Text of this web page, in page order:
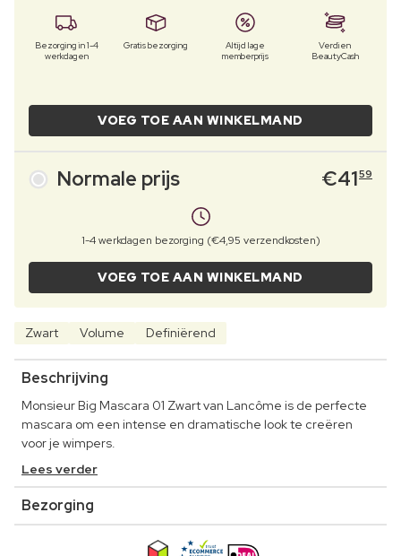
Bezorging in 1-4
werkdagen
Gratis bezorging
Altijd lage
memberprijs
Verdien
BeautyCash
VOEG TOE AAN WINKELMAND
Normale prijs €4159
1-4 werkdagen bezorging (€4,95 verzendkosten)
VOEG TOE AAN WINKELMAND
Zwart Volume Definiërend
Beschrijving
Monsieur Big Mascara 01 Zwart van Lancôme is de perfecte
mascara om een intense en dramatische look te creëren
voor je wimpers.
Lees verder
Bezorging